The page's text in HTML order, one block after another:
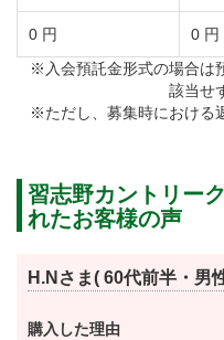
フェアウエイは常にダ
す。
アコーディア・ゴルフ
利用していた事でも有
120万平方メートルの雄
どちらもゴルフ歴に関
す。
0 円
0 円
※入会預託金形式の場合は
該当せ
※ただし、募集時における
習志野カントリー
れたお客様の声
H.Nさま( 60代前半・男
購入した理由